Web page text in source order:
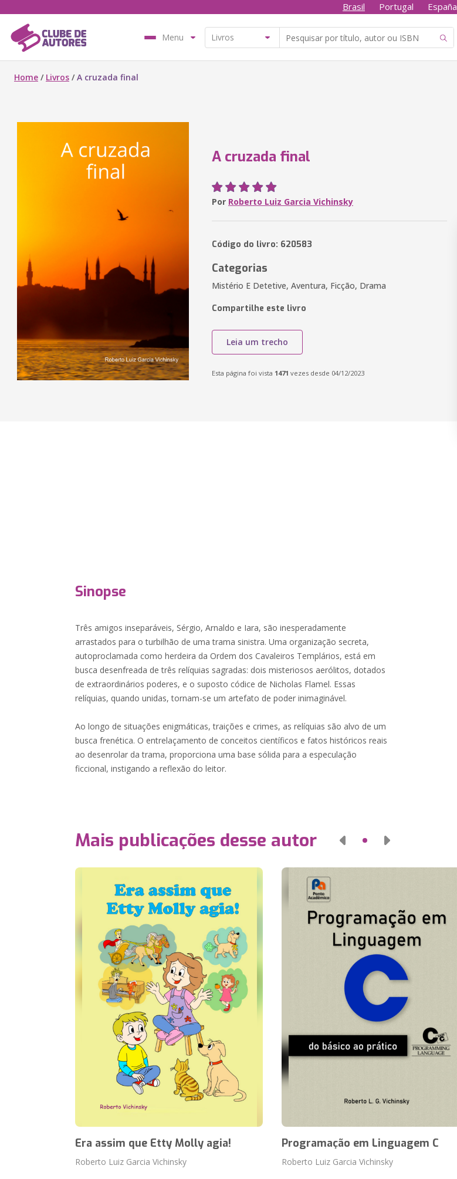
Brasil Portugal España
Menu
Home / Livros /A cruzada final
A cruzada final
Por Roberto Luiz Garcia Vichinsky
Código do livro: 620583
Categorias
Mistério E Detetive, Aventura, Ficção, Drama
Compartilhe este livro
Leia um trecho
Esta página foi vista 1471 vezes desde 04/12/2023
Sinopse
Três amigos inseparáveis, Sérgio, Arnaldo e Iara, são inesperadamente
arrastados para o turbilhão de uma trama sinistra. Uma organização secreta,
autoproclamada como herdeira da Ordem dos Cavaleiros Templários, está em
busca desenfreada de três relíquias sagradas: dois misteriosos aerólitos, dotados
de extraordinários poderes, e o suposto códice de Nicholas Flamel. Essas
relíquias, quando unidas, tornam-se um artefato de poder inimaginável.
Ao longo de situações enigmáticas, traições e crimes, as relíquias são alvo de um
busca frenética. O entrelaçamento de conceitos científicos e fatos históricos reais
ao desenrolar da trama, proporciona uma base sólida para a especulação
ficcional, instigando a reflexão do leitor.
Mais publicações desse autor
Era assim que Etty Molly agia!
Roberto Luiz Garcia Vichinsky
Programação em Linguagem C
Roberto Luiz Garcia Vichinsky